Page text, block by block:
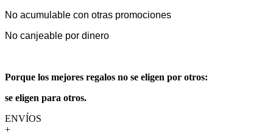
No acumulable con otras promociones
No canjeable por dinero
Porque los mejores regalos no se eligen por otros:
se eligen para otros.
ENVÍOS
+